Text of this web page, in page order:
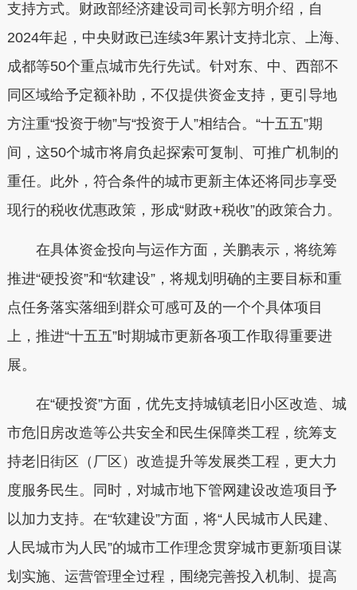
支持方式。财政部经济建设司司长郭方明介绍，自
2024年起，中央财政已连续3年累计支持北京、上海、
成都等50个重点城市先行先试。针对东、中、西部不
同区域给予定额补助，不仅提供资金支持，更引导地
方注重“投资于物”与“投资于人”相结合。“十五五”期
间，这50个城市将肩负起探索可复制、可推广机制的
重任。此外，符合条件的城市更新主体还将同步享受
现行的税收优惠政策，形成“财政+税收”的政策合力。
在具体资金投向与运作方面，关鹏表示，将统筹
推进“硬投资”和“软建设”，将规划明确的主要目标和重
点任务落实落细到群众可感可及的一个个具体项目
上，推进“十五五”时期城市更新各项工作取得重要进
展。
在“硬投资”方面，优先支持城镇老旧小区改造、城
市危旧房改造等公共安全和民生保障类工程，统筹支
持老旧街区（厂区）改造提升等发展类工程，更大力
度服务民生。同时，对城市地下管网建设改造项目予
以加力支持。在“软建设”方面，将“人民城市人民建、
人民城市为人民”的城市工作理念贯穿城市更新项目谋
划实施、运营管理全过程，围绕完善投入机制、提高